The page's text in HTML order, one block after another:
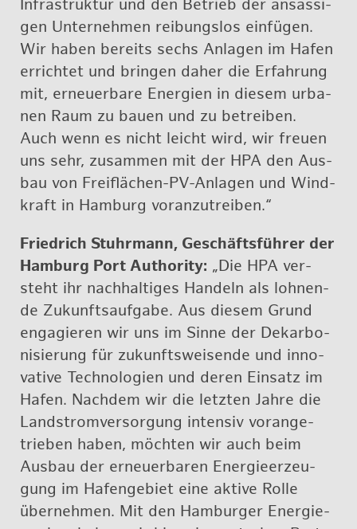
In­fra­struk­tur und den Be­trieb der an­säs­si­
gen Un­ter­neh­men rei­bungs­los ein­fü­gen.
Wir haben be­reits sechs An­la­gen im Hafen
er­rich­tet und brin­gen daher die Er­fah­rung
mit, er­neu­er­ba­re En­er­gi­en in die­sem ur­ba­
nen Raum zu bauen und zu be­trei­ben.
Auch wenn es nicht leicht wird, wir freu­en
uns sehr, zu­sam­men mit der HPA den Aus­
bau von Frei­flä­chen-PV-An­la­gen und Wind­
kraft in Ham­burg vor­an­zu­trei­ben.“
Fried­rich Stuhr­mann, Ge­schäfts­füh­rer der
Ham­burg Port Aut­ho­ri­ty: „Die HPA ver­
steht ihr nach­hal­ti­ges Han­deln als loh­nen­
de Zu­kunfts­auf­ga­be. Aus die­sem Grund
en­ga­gie­ren wir uns im Sinne der Dekar­bo­
ni­sie­rung für zu­kunfts­wei­sen­de und in­no­
va­ti­ve Tech­no­lo­gi­en und deren Ein­satz im
Hafen. Nach­dem wir die letz­ten Jahre die
Land­strom­ver­sor­gung in­ten­siv vor­an­ge­
trie­ben haben, möch­ten wir auch beim
Aus­bau der er­neu­er­ba­ren En­er­gie­er­zeu­
gung im Ha­fen­ge­biet eine ak­ti­ve Rolle
über­neh­men. Mit den Ham­bur­ger En­er­gie­